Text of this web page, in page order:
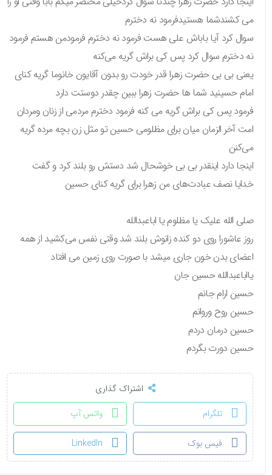
می کشندشما هستیدفرمود نه دخترم
سوال کرد آیا باباش علی هست فرمود نه دخترم فرمودمن هستم فرمود
نه دخترم سوال کرد پس کی براش گریه می‌کنه
یعنی بی بی حضرت زهرا قدر خودت رو بدون آقایون خانوما گریه کنای
امام حسینید شما ها حضرت زهرا ببین چقدر دوستت دارد
فرمود پس کی براش گریه می کنه فرمود دخترم مردمی از زنان ومردان
امت آخر الزمان میان برای مظلومی حسین تو مثل زن بچه مرده گریه
می‌کنن
اینجا دارد اینقدر بی بی خوشحال شد دستش رو بلند کرد و گفت
خدایا نصف عبادت‌های من زهرا برای گریه کنای حسین
صلی الله علیک یا مظلوم‌ یا اباعبدالله
روز عاشورا روی دو کنده زانوش بلند شد وقتی نفس می‌کشید از همه
اعضای بدن خون جاری میشد با صورت روی زمین می افتاد
یااباعبدالله حسین جان
حسین ارام جانم
حسین روح وروانم
حسین درمان دردم
حسین دورت بگردم‌
اشتراک گذاری
تلگرام
واتس آپ
فیس بوک LinkedIn